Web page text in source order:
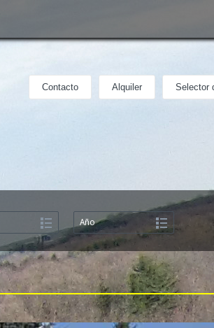
Contacto Alquiler Selector
Año